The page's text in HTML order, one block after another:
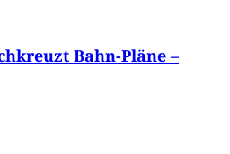
Bahn-Pläne –